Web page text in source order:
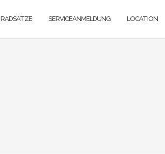
RADSÄTZE SERVICEANMELDUNG LOCATION